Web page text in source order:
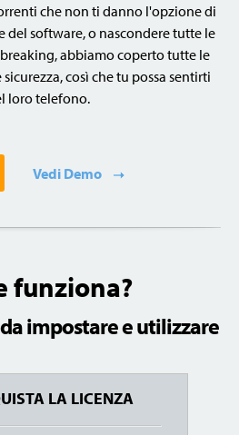
che non ti danno l'opzione di
del software, o nascondere tutte le
abbiamo coperto tutte le
così che tu possa sentirti
loro telefono.
Vedi Demo
funziona?
impostare e utilizzare
LA LICENZA